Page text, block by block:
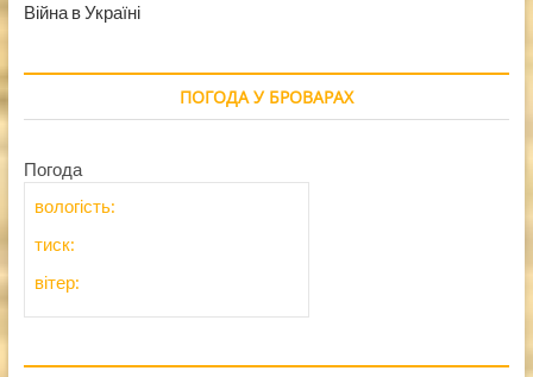
Війна в Україні
ПОГОДА У БРОВАРАХ
Погода
вологість:
тиск:
вітер: